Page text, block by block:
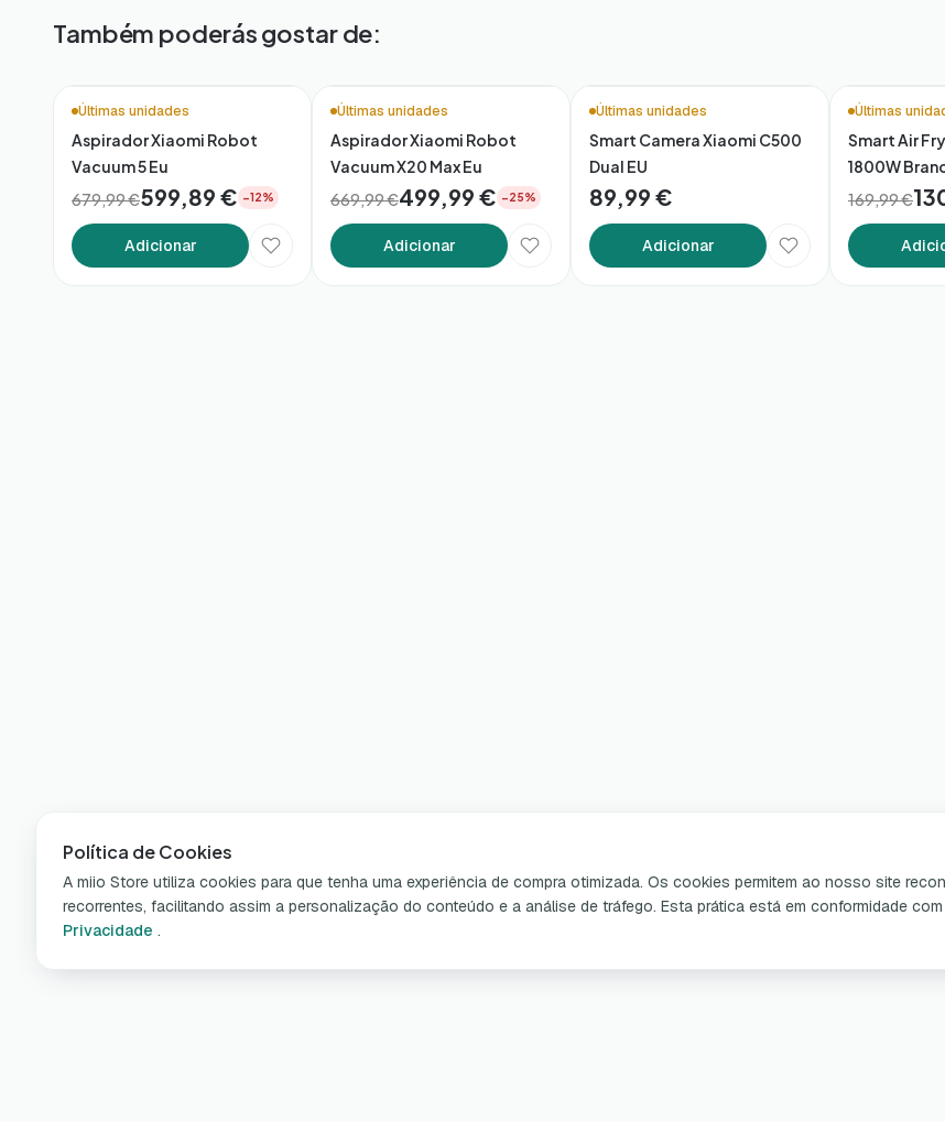
Também poderás gostar de:
Últimas unidades
Aspirador Xiaomi Robot
Vacuum 5 Eu
679,99 €599,89 € −12%
Adicionar
Últimas unidades
Aspirador Xiaomi Robot
Vacuum X20 Max Eu
669,99 €499,99 € −25%
Adicionar
Últimas unidades
Smart Camera Xiaomi C500
Dual EU
89,99 €
Adicionar
Últimas
Smart Air
1800W
169,99 €
Política de Cookies
A miio Store utiliza cookies para que tenha uma experiência de compra otimizada. Os cookies permitem ao nosso site
recorrentes, facilitando assim a personalização do conteúdo e a análise de tráfego. Esta prática está em conformidade
Privacidade .